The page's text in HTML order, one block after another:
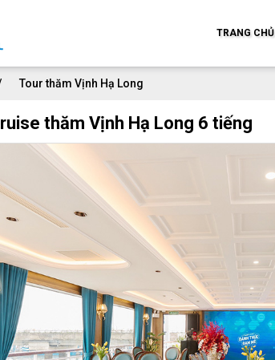
TRANG CHỦ
Tour thăm Vịnh Hạ Long
thăm Vịnh Hạ Long 6 tiếng